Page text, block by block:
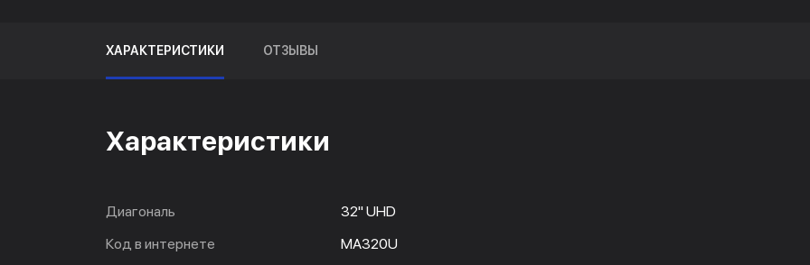
ХАРАКТЕРИСТИКИ ОТЗЫВЫ
Характеристики
Диагональ
32" UHD
Код в интернете
MA320U